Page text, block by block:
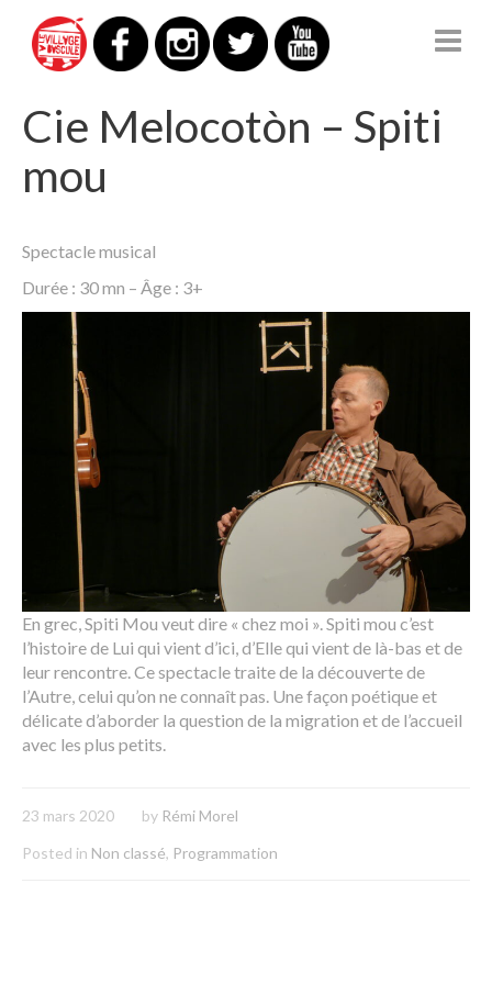
Cie Melocotòn – Spiti
mou
Spectacle musical
Durée : 30 mn – Âge : 3+
En grec, Spiti Mou veut dire « chez moi ». Spiti mou c’est
l’histoire de Lui qui vient d’ici, d’Elle qui vient de là-bas et de
leur rencontre. Ce spectacle traite de la découverte de
l’Autre, celui qu’on ne connaît pas. Une façon poétique et
délicate d’aborder la question de la migration et de l’accueil
avec les plus petits.
23 mars 2020 by Rémi Morel
Posted in Non classé, Programmation